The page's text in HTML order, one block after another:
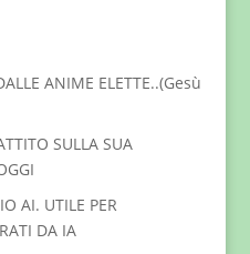
ANIME ELETTE..(Gesù
SULLA SUA
AI. UTILE PER
DA IA